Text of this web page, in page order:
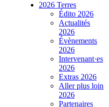
2026 Terres
Édito 2026
Actualités
2026
Évènements
2026
Intervenant·es
2026
Extras 2026
Aller plus loin
2026
Partenaires